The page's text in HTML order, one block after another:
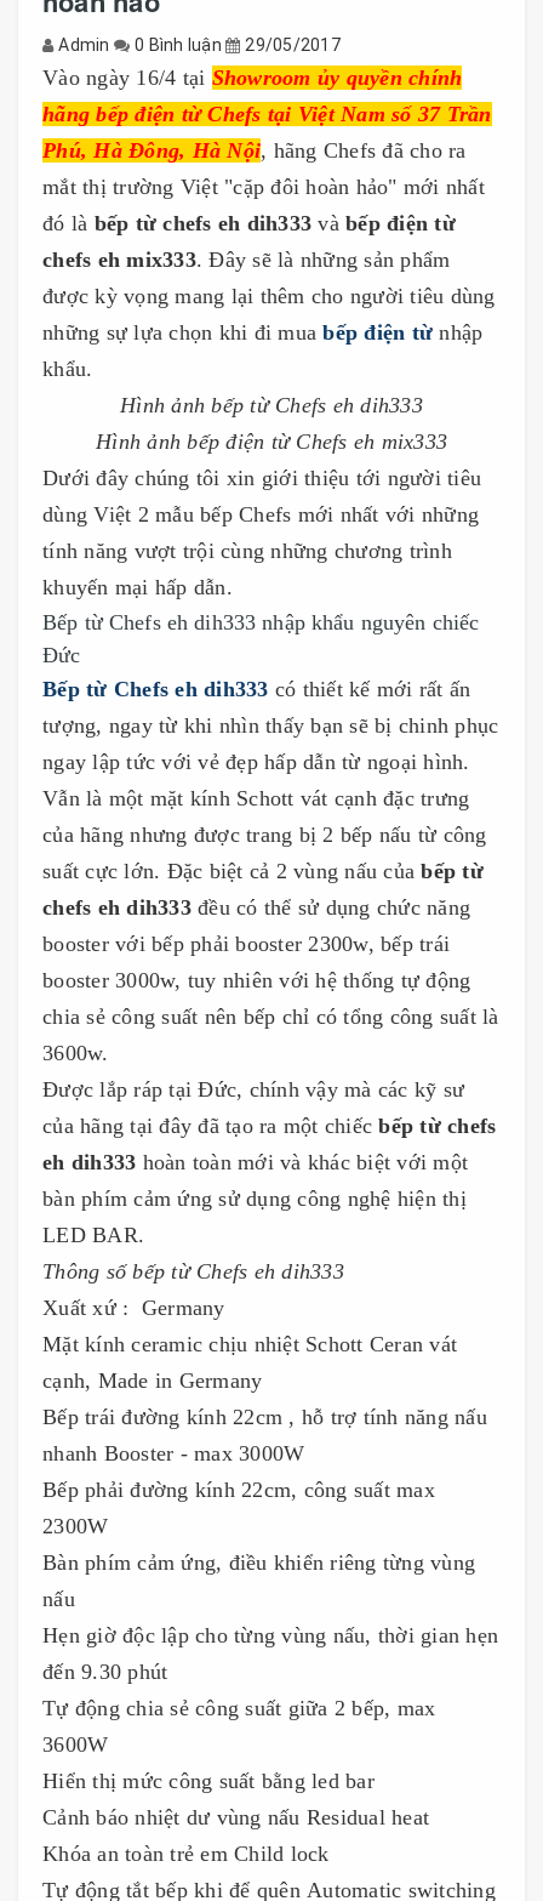
Admin 0 Bình luận 29/05/2017
Vào ngày 16/4 tại Showroom ủy quyền chính
hãng bếp điện từ Chefs tại Việt Nam số 37 Trần
Phú, Hà Đông, Hà Nội, hãng Chefs đã cho ra
mắt thị trường Việt "cặp đôi hoàn hảo" mới nhất
đó là bếp từ chefs eh dih333 và bếp điện từ
chefs eh mix333. Đây sẽ là những sản phẩm
được kỳ vọng mang lại thêm cho người tiêu dùng
những sự lựa chọn khi đi muabếp điện từ nhập
khẩu.
Hình ảnh bếp từ Chefs eh dih333
Hình ảnh bếp điện từ Chefs eh mix333
Dưới đây chúng tôi xin giới thiệu tới người tiêu
dùng Việt 2 mẫu bếp Chefs mới nhất với những
tính năng vượt trội cùng những chương trình
khuyến mại hấp dẫn.
Bếp từ Chefs eh dih333 nhập khẩu nguyên chiếc
Đức
Bếp từ Chefs eh dih333 có thiết kế mới rất ấn
tượng, ngay từ khi nhìn thấy bạn sẽ bị chinh phục
ngay lập tức với vẻ đẹp hấp dẫn từ ngoại hình.
Vẫn là một mặt kính Schott vát cạnh đặc trưng
của hãng nhưng được trang bị 2 bếp nấu từ công
suất cực lớn. Đặc biệt cả 2 vùng nấu củabếp từ
chefs eh dih333đều có thể sử dụng chức năng
booster với bếp phải booster 2300w, bếp trái
booster 3000w, tuy nhiên với hệ thống tự động
chia sẻ công suất nên bếp chỉ có tổng công suất là
3600w.
Được lắp ráp tại Đức, chính vậy mà các kỹ sư
của hãng tại đây đã tạo ra một chiếcbếp từ chefs
eh dih333 hoàn toàn mới và khác biệt với một
bàn phím cảm ứng sử dụng công nghệ hiện thị
LED BAR.
Thông số bếp từ Chefs eh dih333
Xuất xứ : Germany
Mặt kính ceramic chịu nhiệt Schott Ceran vát
cạnh, Made in Germany
Bếp trái đường kính 22cm , hỗ trợ tính năng nấu
nhanh Booster - max 3000W
Bếp phải đường kính 22cm, công suất max
2300W
Bàn phím cảm ứng, điều khiển riêng từng vùng
nấu
Hẹn giờ độc lập cho từng vùng nấu, thời gian hẹn
đến 9.30 phút
Tự động chia sẻ công suất giữa 2 bếp, max
3600W
Hiển thị mức công suất bằng led bar
Cảnh báo nhiệt dư vùng nấu Residual heat
Khóa an toàn trẻ em Child lock
Tự động tắt bếp khi để quên Automatic switching